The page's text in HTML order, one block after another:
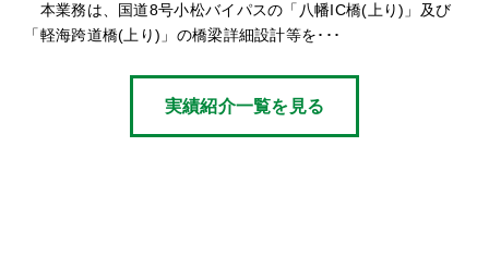
本業務は、国道8号小松バイパスの「八幡IC橋(上り)」及び
「軽海跨道橋(上り)」の橋梁詳細設計等を･･･
実績紹介一覧を見る